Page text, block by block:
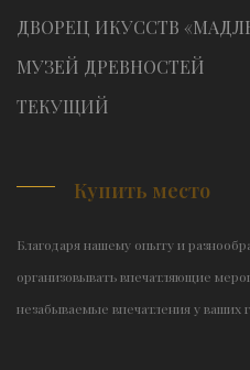
ДВОРЕЦ ИКУССТВ
МУЗЕЙ ДРЕВНОСТЕЙ
TЕКУЩИЙ
Купить место
Благодаря нашему опыту и
организовывать впечатляющие
незабываемые впечатления у ваших